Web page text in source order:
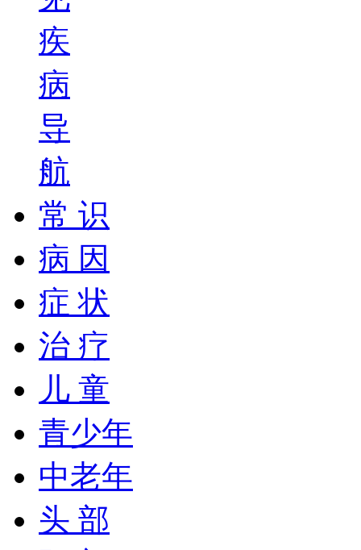
疾
病
导
航
常 识
病 因
症 状
治 疗
儿 童
青少年
中老年
头 部